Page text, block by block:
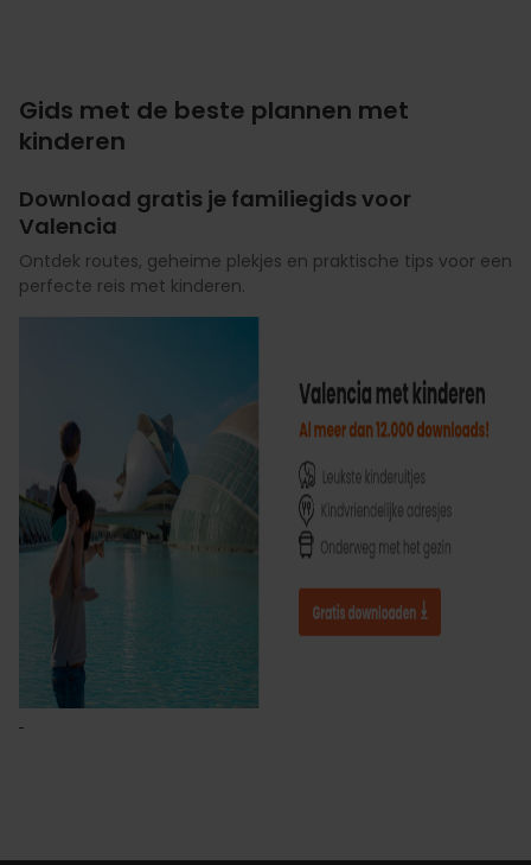
Gids met de beste plannen met
kinderen
Download gratis je familiegids voor
Valencia
Ontdek routes, geheime plekjes en praktische tips voor een
perfecte reis met kinderen.